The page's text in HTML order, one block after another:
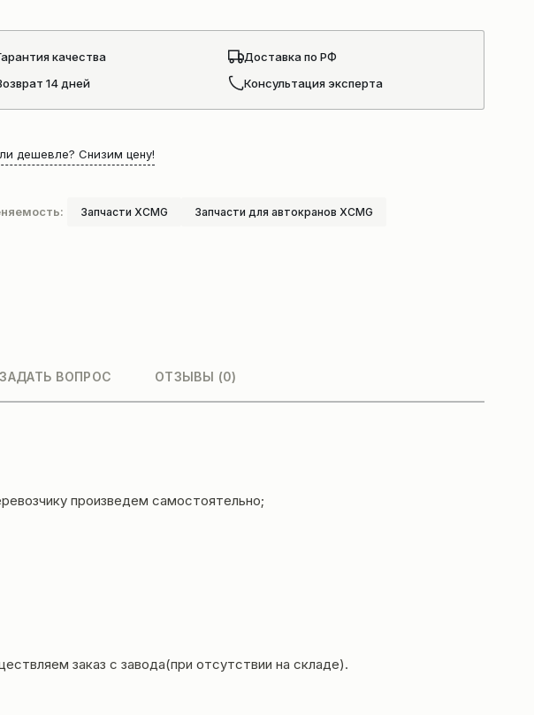
качества
Доставка по РФ
14 дней
Консультация эксперта
дешевле? Снизим цену!
Запчасти XCMG Запчасти для автокранов XCMG
ЗАДАТЬ ВОПРОС ОТЗЫВЫ (0)
произведем самостоятельно;
заказ с завода(при отсутствии на складе).